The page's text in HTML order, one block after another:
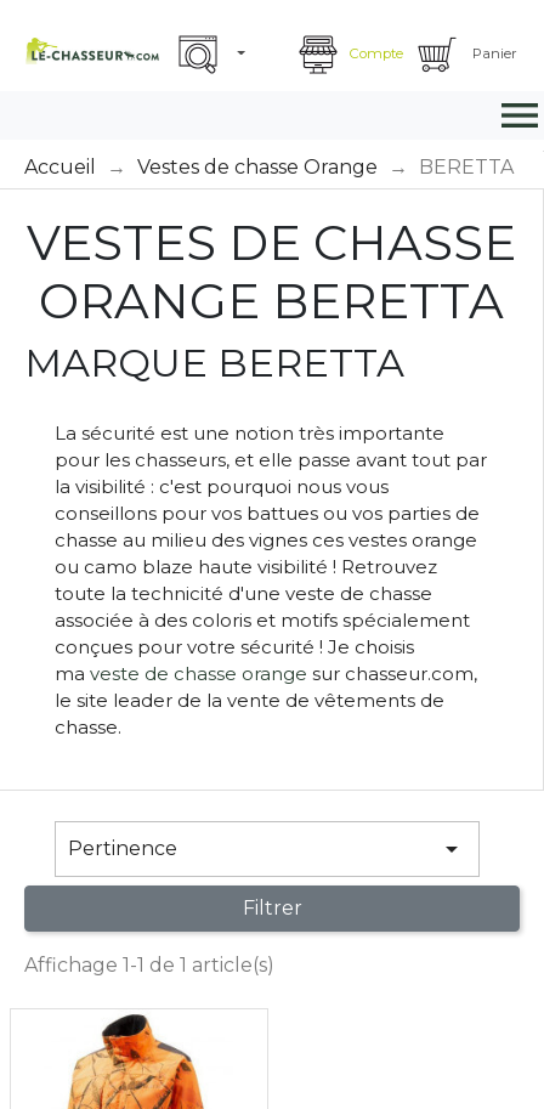
Compte Panier

Accueil Vestes de chasse Orange BERETTA
VESTES DE CHASSE
ORANGE BERETTA
MARQUE BERETTA
La sécurité est une notion très importante
pour les chasseurs, et elle passe avant tout par
la visibilité : c'est pourquoi nous vous
conseillons pour vos battues ou vos parties de
chasse au milieu des vignes ces vestes orange
ou camo blaze haute visibilité ! Retrouvez
toute la technicité d'une veste de chasse
associée à des coloris et motifs spécialement
conçues pour votre sécurité ! Je choisis
ma veste de chasse orange sur chasseur.com,
le site leader de la vente de vêtements de
chasse.
Pertinence 
Filtrer
Affichage 1-1 de 1 article(s)